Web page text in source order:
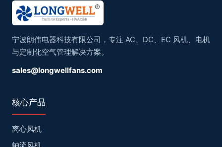
宁波朗伟电器科技有限公司，专注 AC、DC、EC 风机、电机
与定制化空气管理解决方案。
sales@longwellfans.com
核心产品
离心风机